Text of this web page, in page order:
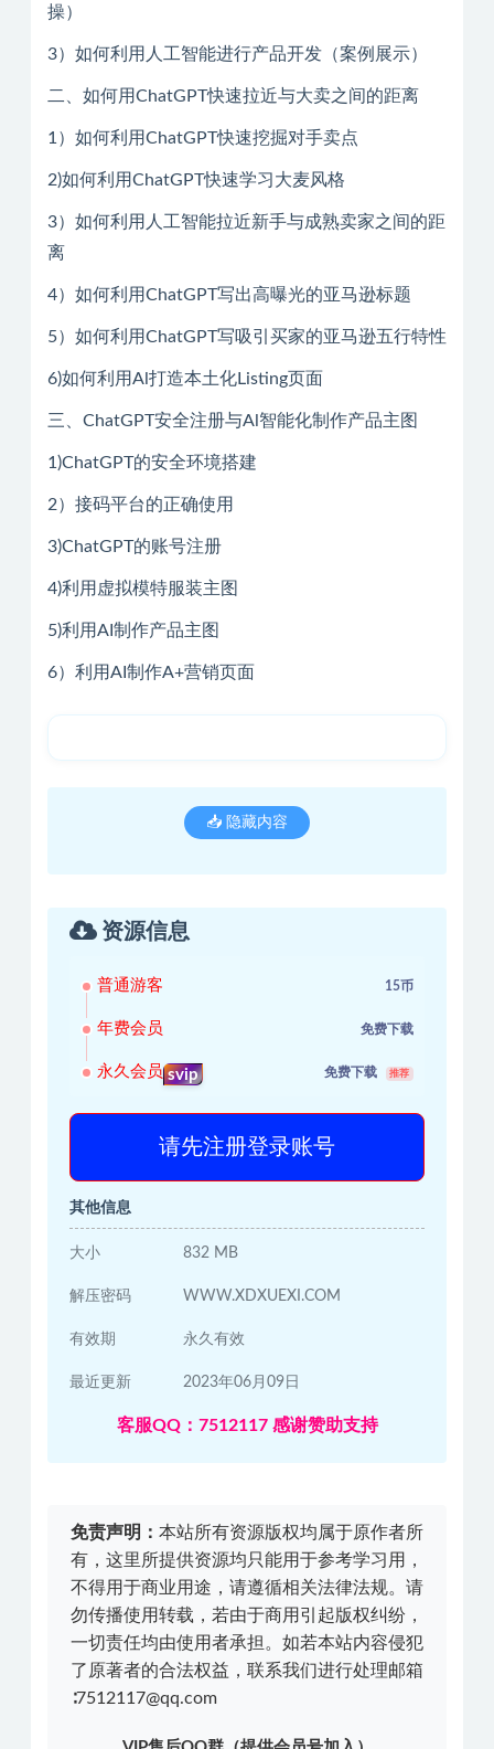
操）
3）如何利用人工智能进行产品开发（案例展示）
二、如何用ChatGPT快速拉近与大卖之间的距离
1）如何利用ChatGPT快速挖掘对手卖点
2)如何利用ChatGPT快速学习大麦风格
3）如何利用人工智能拉近新手与成熟卖家之间的距
离
4）如何利用ChatGPT写出高曝光的亚马逊标题
5）如何利用ChatGPT写吸引买家的亚马逊五行特性
6)如何利用Al打造本土化Listing页面
三、ChatGPT安全注册与Al智能化制作产品主图
1)ChatGPT的安全环境搭建
2）接码平台的正确使用
3)ChatGPT的账号注册
4)利用虚拟模特服装主图
5)利用AI制作产品主图
6）利用AI制作A+营销页面
📥 隐藏内容
资源信息
普通游客 15币
年费会员 免费下载
永久会员 svip 免费下载 推荐
请先注册登录账号
其他信息
大小 832 MB
解压密码 WWW.XDXUEXI.COM
有效期 永久有效
最近更新 2023年06月09日
客服QQ：7512117 感谢赞助支持
免责声明： 本站所有资源版权均属于原作者所
有，这里所提供资源均只能用于参考学习用，
不得用于商业用途，请遵循相关法律法规。请
勿传播使用转载，若由于商用引起版权纠纷，
一切责任均由使用者承担。如若本站内容侵犯
了原著者的合法权益，联系我们进行处理邮箱
∶7512117@qq.com